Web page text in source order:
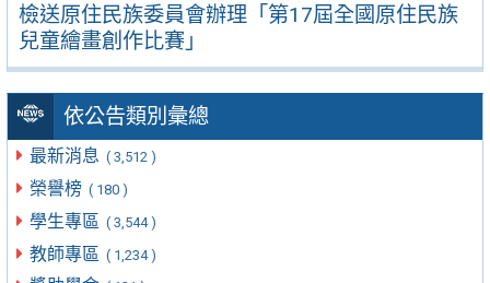
檢送原住民族委員會辦理「第17屆全國原住民族
兒童繪畫創作比賽」
依公告類別彙總
最新消息 ( 3,512 )
榮譽榜 ( 180 )
學生專區 ( 3,544 )
教師專區 ( 1,234 )